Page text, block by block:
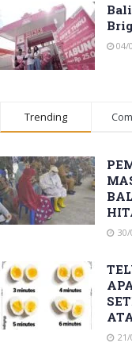
04/
Trending
30/
21/